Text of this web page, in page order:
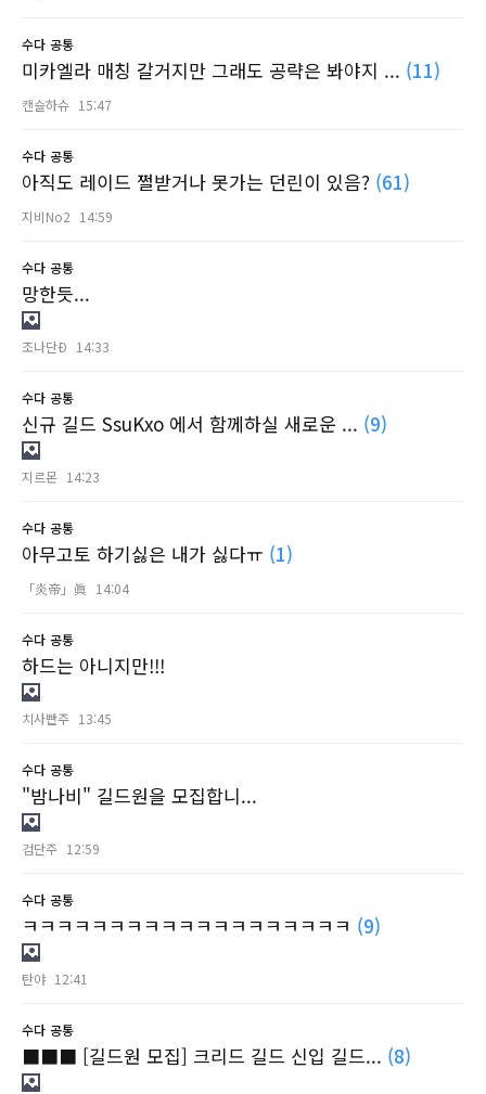
수다 공통
미카엘라 매칭 갈거지만 그래도 공략은 봐야지 ... (11)
캔슬하슈 15:47
수다 공통
아직도 레이드 쩔받거나 못가는 던린이 있음? (61)
지비No2 14:59
수다 공통
망한듯...
조나단Ð 14:33
수다 공통
신규 길드 SsuKxo 에서 함께하실 새로운 ... (9)
지르몬 14:23
수다 공통
아무고토 하기싫은 내가 싫다ㅠ (1)
「炎帝」眞 14:04
수다 공통
하드는 아니지만!!!
치사빤주 13:45
수다 공통
"밤나비" 길드원을 모집합니...
검단주 12:59
수다 공통
ㅋㅋㅋㅋㅋㅋㅋㅋㅋㅋㅋㅋㅋㅋㅋㅋㅋㅋㅋ (9)
탄야 12:41
수다 공통
■■■ [길드원 모집] 크리드 길드 신입 길드... (8)